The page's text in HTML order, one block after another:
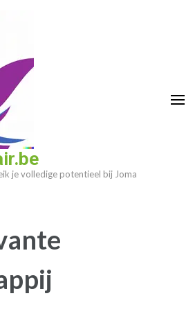
je volledige potentieel bij Joma